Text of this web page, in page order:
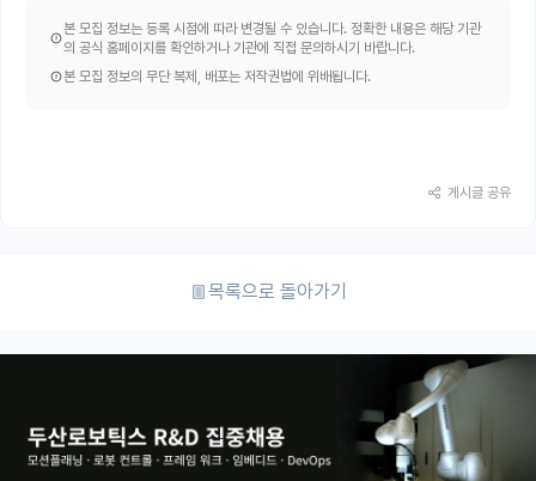
본 모집 정보는 등록 시점에 따라 변경될 수 있습니다. 정확한 내용은 해당 기관
의 공식 홈페이지를 확인하거나 기관에 직접 문의하시기 바랍니다.
본 모집 정보의 무단 복제, 배포는 저작권법에 위배됩니다.
게시글 공유
목록으로 돌아가기